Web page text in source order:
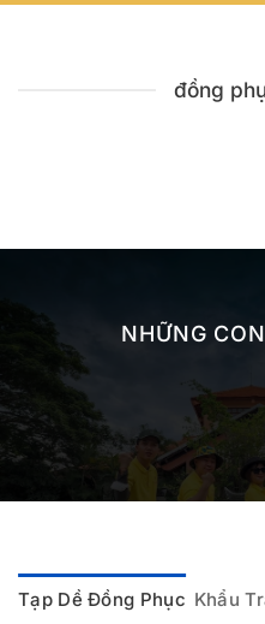
đồng
NHỮNG
Tạp Dề Đồng Phục Khẩu